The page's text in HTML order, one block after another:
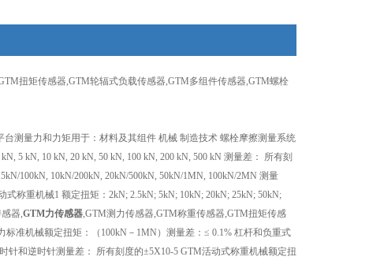
扭矩传感器,GTM轮辐式负载传感器,GTM多组件传感器,GTM螺栓
台测量力和力矩用于：材料及其组件 机械 制造技术 螺栓摩擦测量系统
5 kN, 10 kN, 20 kN, 50 kN, 100 kN, 200 kN, 500 kN 测量差： 所有刻
100kN, 10kN/200kN, 20kN/500kN, 50kN/1MN, 100kN/2MN 测量
称重机械1 额定扭矩：2kN; 2.5kN; 5kN; 10kN; 20kN; 25kN; 50kN;
器,GTM力传感器,GTM测力传感器,GTM称重传感器,GTM扭矩传感
准机械额定扭矩：（100kN－1MN）测量差：≤ 0.1% 杠杆和负重式
时针和逆时针测量差： 所有刻度的±5X10-5 GTM活动式称重机械额定扭